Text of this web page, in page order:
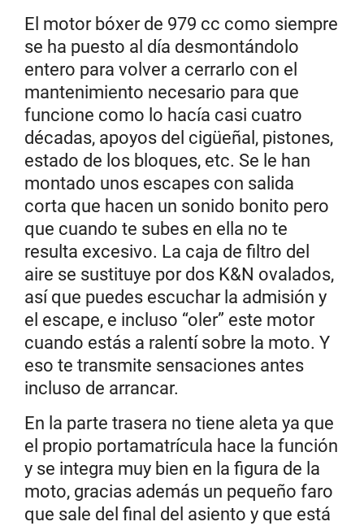
El motor bóxer de 979 cc como siempre
se ha puesto al día desmontándolo
entero para volver a cerrarlo con el
mantenimiento necesario para que
funcione como lo hacía casi cuatro
décadas, apoyos del cigüeñal, pistones,
estado de los bloques, etc. Se le han
montado unos escapes con salida
corta que hacen un sonido bonito pero
que cuando te subes en ella no te
resulta excesivo. La caja de filtro del
aire se sustituye por dos K&N ovalados,
así que puedes escuchar la admisión y
el escape, e incluso “oler” este motor
cuando estás a ralentí sobre la moto. Y
eso te transmite sensaciones antes
incluso de arrancar.
En la parte trasera no tiene aleta ya que
el propio portamatrícula hace la función
y se integra muy bien en la figura de la
moto, gracias además un pequeño faro
que sale del final del asiento y que está